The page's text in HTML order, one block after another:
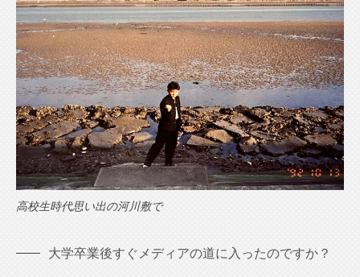
高校生時代思い出の河川敷で
大学卒業後すぐメディアの道に入ったのですか？